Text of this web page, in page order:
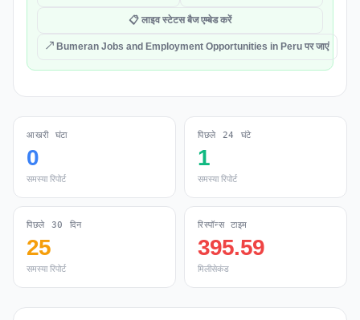
📋 लाइव स्टेटस बैज एम्बेड करें
↗ Bumeran Jobs and Employment Opportunities in Peru पर जाएं
आखरी घंटा
0
समस्या रिपोर्ट
पिछले 24 घंटे
1
समस्या रिपोर्ट
पिछले 30 दिन
25
समस्या रिपोर्ट
रिस्पॉन्स टाइम
395.59
मिलीसेकंड